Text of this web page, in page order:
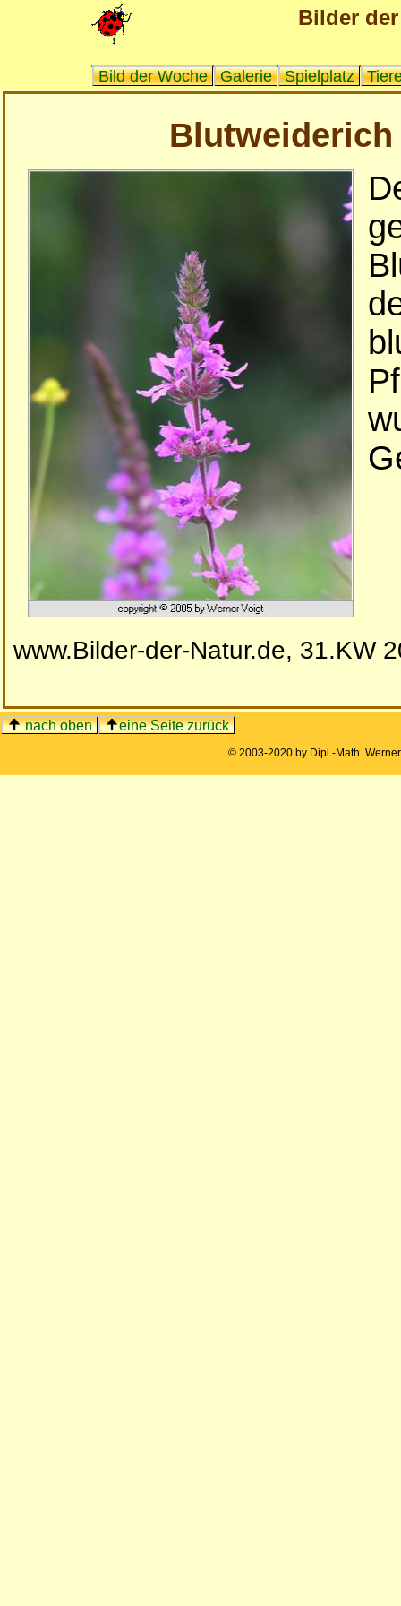
Bilder
Bild der Woche Galerie Spielplatz
www.Bilder-der-Natur.de, 31.KW
nach oben eine Seite zurück
© 2003-2020 by Dipl.-Math.